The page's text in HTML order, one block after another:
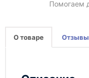
Помогаем
О товаре Отзывы